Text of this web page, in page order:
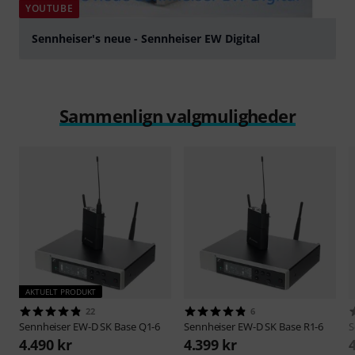
YOUTUBE
Sennheiser's neue - Sennheiser EW Digital
Sammenlign valgmuligheder
AKTUELT PRODUKT
22
Sennheiser EW-D SK Base Q1-6
4.490 kr
6
Sennheiser EW-D SK Base R1-6
4.399 kr